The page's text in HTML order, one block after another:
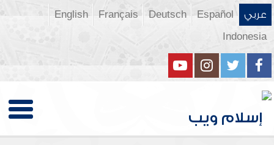
عربي Español
Deutsch
Français
English
Indonesia